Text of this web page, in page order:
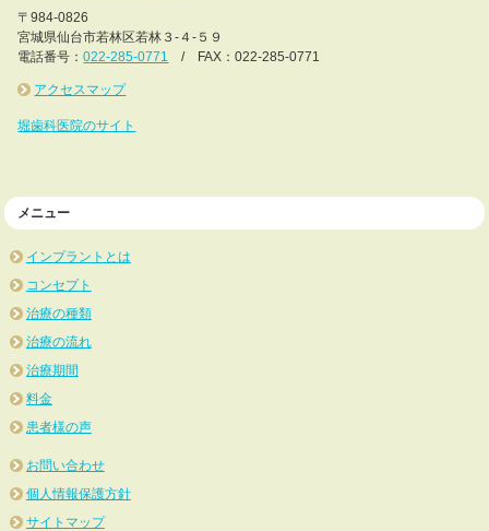
〒984-0826
宮城県仙台市若林区若林３-４-５９
電話番号：022-285-0771 / FAX：022-285-0771
アクセスマップ
堀歯科医院のサイト
メニュー
インプラントとは
コンセプト
治療の種類
治療の流れ
治療期間
料金
患者様の声
お問い合わせ
個人情報保護方針
サイトマップ